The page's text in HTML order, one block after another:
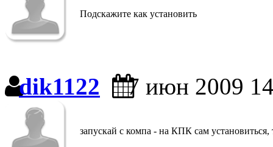
Подскажите как установить
dik1122 7 июн 2009
запускай с компа - на КПК сам